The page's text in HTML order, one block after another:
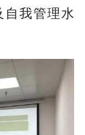
自我管理水